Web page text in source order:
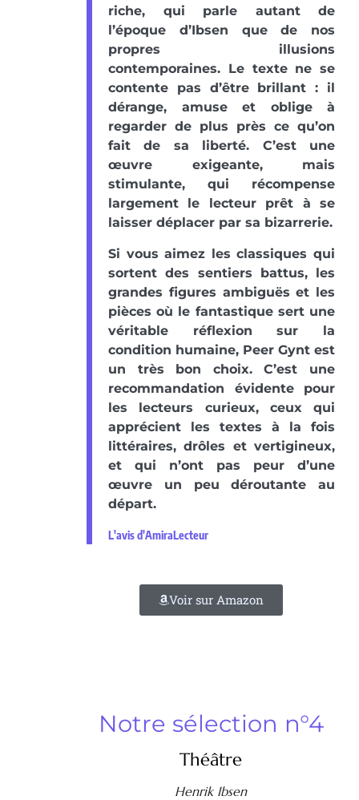
riche, qui parle autant de
l’époque d’Ibsen que de nos
propres illusions
contemporaines. Le texte ne se
contente pas d’être brillant : il
dérange, amuse et oblige à
regarder de plus près ce qu’on
fait de sa liberté. C’est une
œuvre exigeante, mais
stimulante, qui récompense
largement le lecteur prêt à se
laisser déplacer par sa bizarrerie.
Si vous aimez les classiques qui
sortent des sentiers battus, les
grandes figures ambiguës et les
pièces où le fantastique sert une
véritable réflexion sur la
condition humaine, Peer Gynt est
un très bon choix. C’est une
recommandation évidente pour
les lecteurs curieux, ceux qui
apprécient les textes à la fois
littéraires, drôles et vertigineux,
et qui n’ont pas peur d’une
œuvre un peu déroutante au
départ.
L'avis d'AmiraLecteur
Voir sur Amazon
Notre sélection n°4
Théâtre
Henrik Ibsen